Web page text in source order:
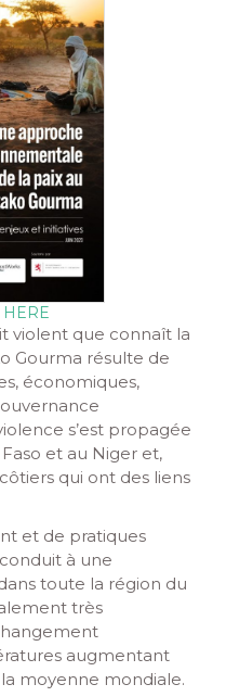
HERE
violent que connaît la
Gourma résulte de
économiques,
s’est propagée
et au Niger et,
qui ont des liens
et de pratiques
à une
toute la région du
très
augmentant
la moyenne mondiale.